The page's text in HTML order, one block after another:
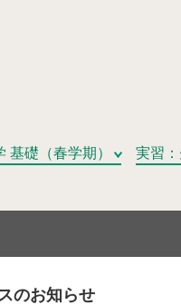
拠点」
基礎（春学期） 実習
のお知らせ